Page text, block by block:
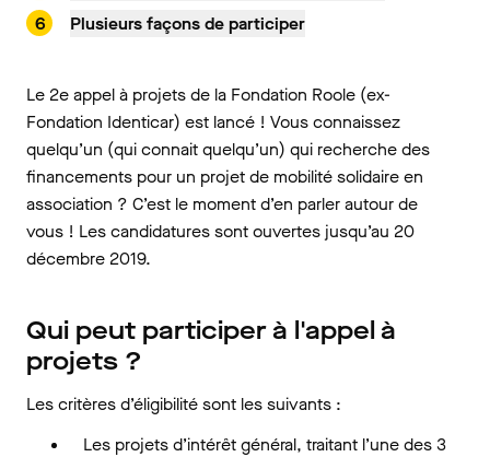
Plusieurs façons de participer
Le 2e appel à projets de la Fondation Roole (ex-
Fondation Identicar) est lancé ! Vous connaissez
quelqu’un (qui connait quelqu’un) qui recherche des
financements pour un projet de mobilité solidaire en
association ? C’est le moment d’en parler autour de
vous ! Les candidatures sont ouvertes jusqu’au 20
décembre 2019.
Qui peut participer à l'appel à
projets ?
Les critères d’éligibilité sont les suivants :
Les projets d’intérêt général, traitant l’une des 3